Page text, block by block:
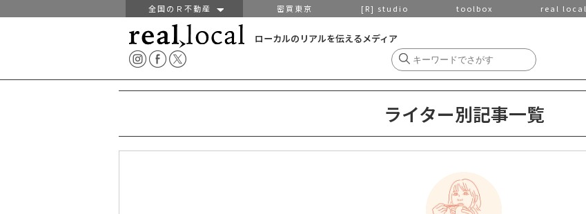
全国のＲ不動産 密買東京 [R] studio toolbox real local
ローカルのリアルを伝えるメディア
ライター別記事一覧